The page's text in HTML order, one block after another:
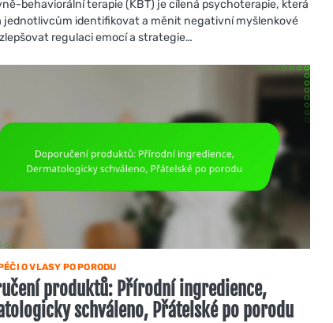
behaviorální terapie (KBT) je cílená psychoterapie, která
jednotlivcům identifikovat a měnit negativní myšlenkové
regulaci emocí a strategie…
O VLASY PO PORODU
produktů: Přírodní ingredience,
schváleno, Přátelské po porodu